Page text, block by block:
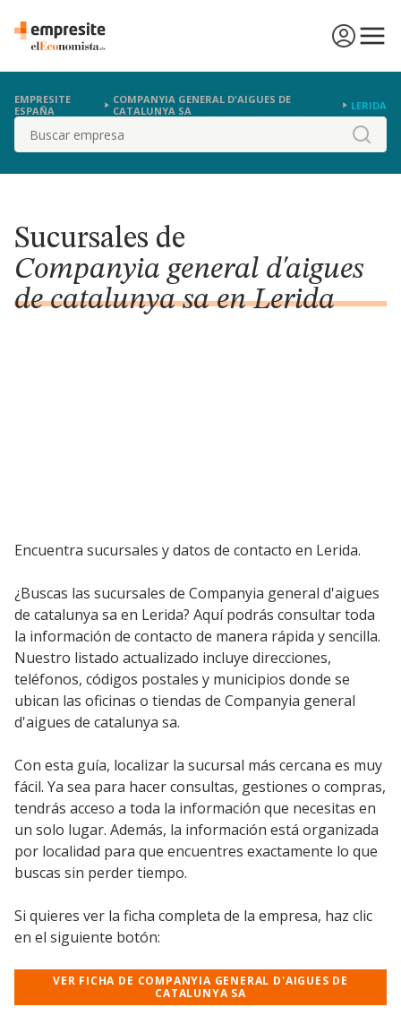
EMPRESITE
ESPAÑA
COMPANYIA GENERAL D'AIGUES DE
CATALUNYA SA
LERIDA
Buscar
Sucursales de
Companyia general d'aigues
de catalunya sa en Lerida
Encuentra sucursales y datos de contacto en Lerida.
¿Buscas las sucursales de Companyia general d'aigues
de catalunya sa en Lerida? Aquí podrás consultar toda
la información de contacto de manera rápida y sencilla.
Nuestro listado actualizado incluye direcciones,
teléfonos, códigos postales y municipios donde se
ubican las oficinas o tiendas de Companyia general
d'aigues de catalunya sa.
Con esta guía, localizar la sucursal más cercana es muy
fácil. Ya sea para hacer consultas, gestiones o compras,
tendrás acceso a toda la información que necesitas en
un solo lugar. Además, la información está organizada
por localidad para que encuentres exactamente lo que
buscas sin perder tiempo.
Si quieres ver la ficha completa de la empresa, haz clic
en el siguiente botón:
VER FICHA DE COMPANYIA GENERAL D'AIGUES DE
CATALUNYA SA